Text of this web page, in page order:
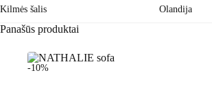
Kilmės šalis Olandija
Panašūs produktai
-10%